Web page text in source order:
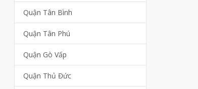
Quận Tân Bình
Quận Tân Phú
Quận Gò Vấp
Quận Thủ Đức